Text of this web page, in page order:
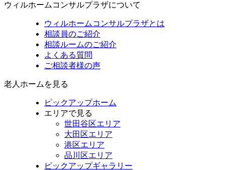
ウィルホームコンサルプラザについて
ウィルホームコンサルプラザとは
相談員のご紹介
相談ルームのご紹介
よくある質問
ご相談者様の声
老人ホームを見る
ピックアップホーム
エリアで見る
世田谷区エリア
大田区エリア
港区エリア
品川区エリア
ピックアップギャラリー